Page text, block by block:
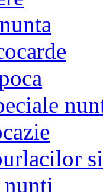
nunti